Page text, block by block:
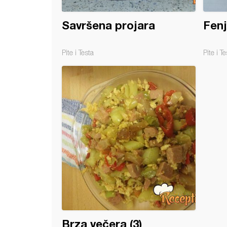
Savršena projara
Pite i Testa Pite i
Brza večera (3)